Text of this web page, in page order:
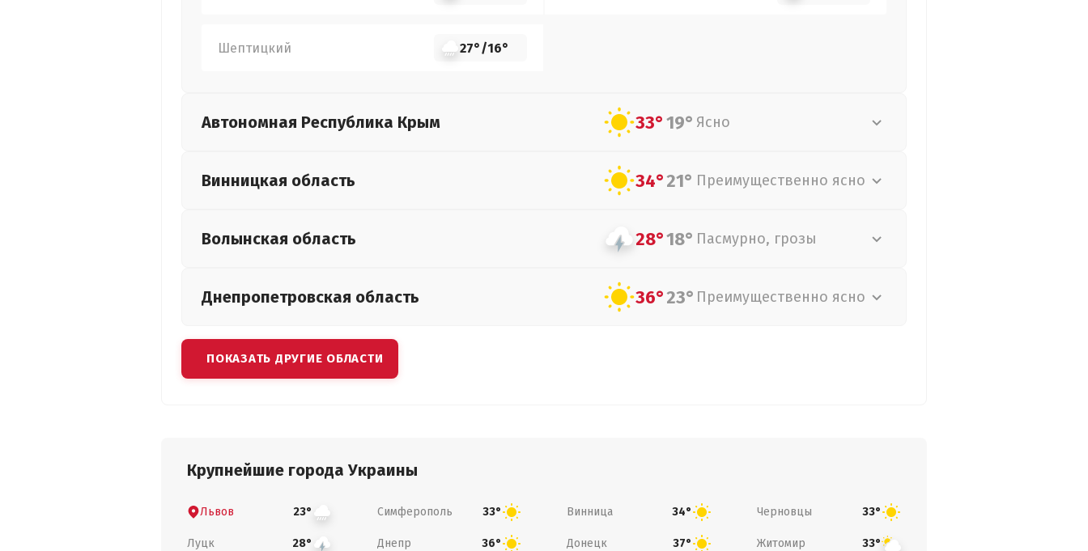
Шептицкий 27°/16°
Автономная Республика Крым 33°19° Ясно
Винницкая область 34°21° Преимущественно ясно
Волынская область 28°18° Пасмурно, грозы
Днепропетровская область 36°23° Преимущественно ясно
ПОКАЗАТЬ ДРУГИЕ ОБЛАСТИ
Крупнейшие города Украины
Львов 23° Симферополь 33° Винница 34° Черновцы 33°
Луцк 28° Днепр 36° Донецк 37° Житомир 33°